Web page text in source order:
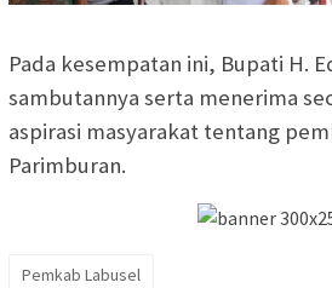
Pada kesempatan ini, Bupati H.
sambutannya serta menerima
aspirasi masyarakat tentang
Parimburan.
Pemkab Labusel